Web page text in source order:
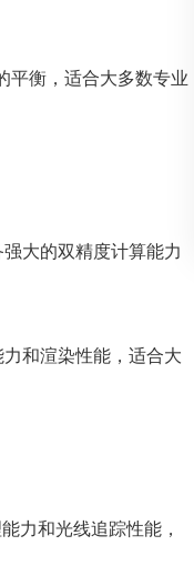
平衡，适合大多数专业
大的双精度计算能力
和渲染性能，适合大
力和光线追踪性能，